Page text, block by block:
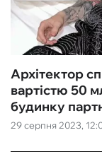
29 серпня 2023,
Архітектор
вартістю 50
будинку